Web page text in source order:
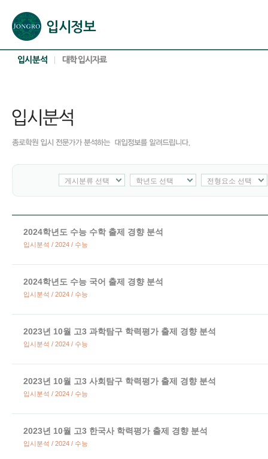
게시분류 선택 학년도 선택 전형요소 선택
2024학년도 수능 수학 출제 경향 분석
입시분석 / 2024 / 수능
2024학년도 수능 국어 출제 경향 분석
입시분석 / 2024 / 수능
2023년 10월 고3 과학탐구 학력평가 출제 경향 분석
입시분석 / 2024 / 수능
2023년 10월 고3 사회탐구 학력평가 출제 경향 분석
입시분석 / 2024 / 수능
2023년 10월 고3 한국사 학력평가 출제 경향 분석
입시분석 / 2024 / 수능